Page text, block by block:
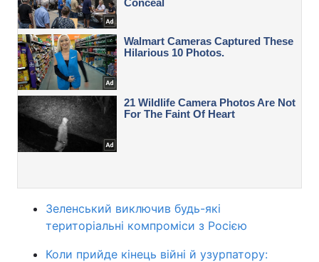
Зеленський виключив будь-які
територіальні компроміси з Росією
Коли прийде кінець війні й узурпатору: